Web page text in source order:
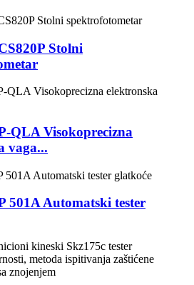
Stolni
QLA Visokoprecizna
vaga...
501A Automatski tester